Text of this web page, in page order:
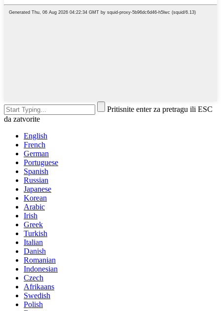
Pritisnite enter za pretragu ili ESC
da zatvorite
English
French
German
Portuguese
Spanish
Russian
Japanese
Korean
Arabic
Irish
Greek
Turkish
Italian
Danish
Romanian
Indonesian
Czech
Afrikaans
Swedish
Polish